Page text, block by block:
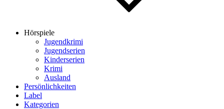
Hörspiele
Jugendkrimi
Jugendserien
Kinderserien
Krimi
Ausland
Persönlichkeiten
Label
Kategorien